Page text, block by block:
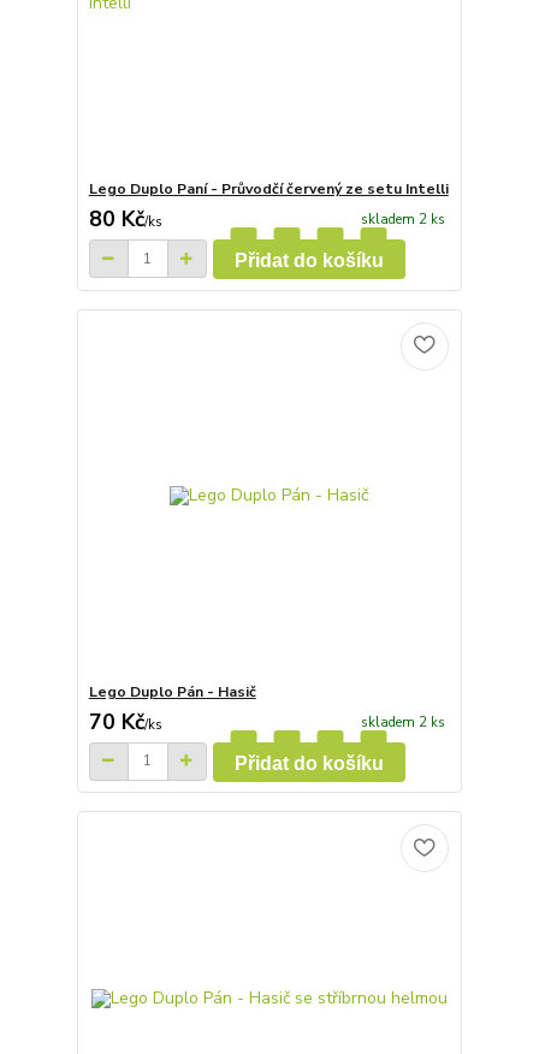
Lego Duplo Paní - Průvodčí červený ze setu Intelli
80 Kč/ks skladem 2 ks
Přidat do košíku
Lego Duplo Pán - Hasič
70 Kč/ks skladem 2 ks
Přidat do košíku